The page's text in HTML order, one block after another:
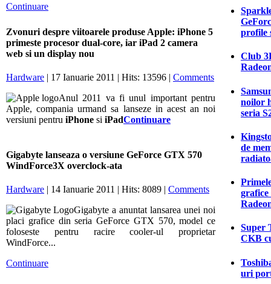
Continuare
Zvonuri despre viitoarele produse Apple: iPhone 5
primeste procesor dual-core, iar iPad 2 camera
web si un display nou
Hardware | 17 Ianuarie 2011 | Hits: 13596 | Comments
Anul 2011 va fi unul important pentru
Apple, compania urmand sa lanseze in acest an noi
versiuni pentru iPhone si iPadContinuare
Gigabyte lanseaza o versiune GeForce GTX 570
WindForce3X overclock-ata
Hardware | 14 Ianuarie 2011 | Hits: 8089 | Comments
Gigabyte a anuntat lansarea unei noi
placi grafice din seria GeForce GTX 570, model ce
foloseste pentru racire cooler-ul proprietar
WindForce...
Continuare
profile
Club
noilor
seria
de
grafice
Super
CKB
uri